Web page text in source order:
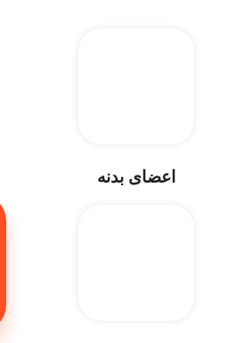
اعضای بدنه